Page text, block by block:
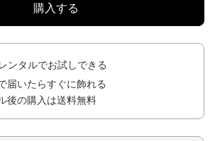
購入する
ンタルでお試しできる
届いたらすぐに飾れる
後の購入は送料無料